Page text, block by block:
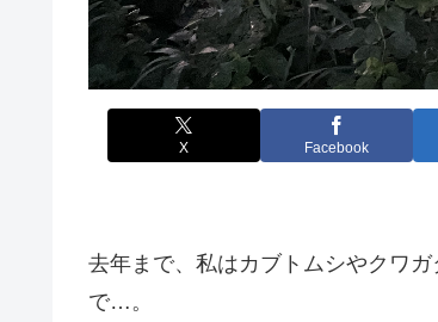
X Facebook
去年まで、私はカブトムシやクワ
で…。